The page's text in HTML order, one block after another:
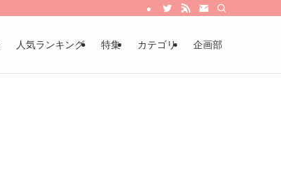
人気ランキング 特集 カテゴリ 企画部